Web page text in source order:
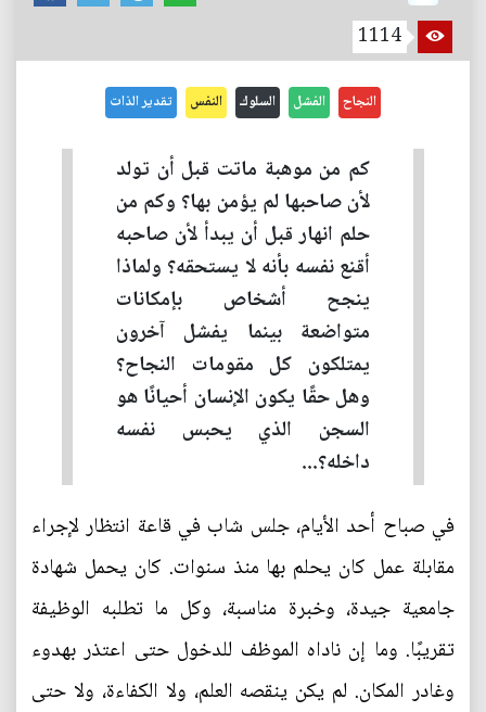
1114
النجاح الفشل السلوك النفس تقدير الذات
كم من موهبة ماتت قبل أن تولد
لأن صاحبها لم يؤمن بها؟ وكم من
حلم انهار قبل أن يبدأ لأن صاحبه
أقنع نفسه بأنه لا يستحقه؟ ولماذا
ينجح أشخاص بإمكانات
متواضعة بينما يفشل آخرون
يمتلكون كل مقومات النجاح؟
وهل حقًا يكون الإنسان أحيانًا هو
السجن الذي يحبس نفسه
داخله؟...
في صباح أحد الأيام، جلس شاب في قاعة انتظار لإجراء
مقابلة عمل كان يحلم بها منذ سنوات. كان يحمل شهادة
جامعية جيدة، وخبرة مناسبة، وكل ما تطلبه الوظيفة
تقريبًا. وما إن ناداه الموظف للدخول حتى اعتذر بهدوء
وغادر المكان. لم يكن ينقصه العلم، ولا الكفاءة، ولا حتى